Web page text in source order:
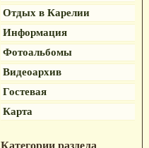
Отдых в Карелии
Информация
Фотоальбомы
Видеоархив
Гостевая
Карта